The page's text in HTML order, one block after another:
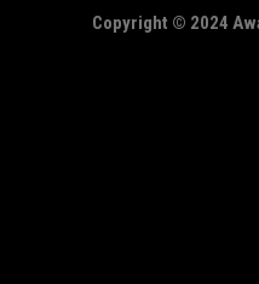
Copyright © 2024